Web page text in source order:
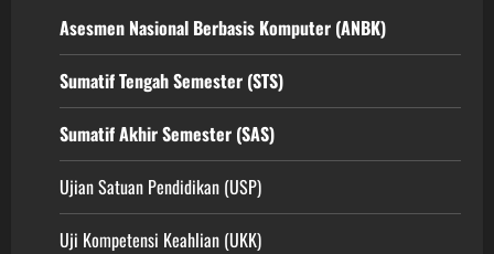
Asesmen Nasional Berbasis Komputer (ANBK)
Sumatif Tengah Semester (STS)
Sumatif Akhir Semester (SAS)
Ujian Satuan Pendidikan (USP)
Uji Kompetensi Keahlian (UKK)